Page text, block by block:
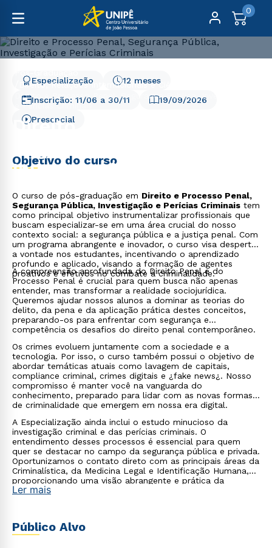
0
Direito, Relações Internacionais e Ciência Política
Direito e Processo Penal, Segurança Pública, Investigação
e Perícias Criminais
Direito e Processo Penal,
Investigação e Perícias
Criminais
19/09/2026
12 meses
Especialização
Presencial
Inscrição: 11/06 a 30/11
Objetivo do curso
O curso de pós-graduação em Direito e Processo Penal,
Segurança Pública, Investigação e Perícias Criminais tem
como principal objetivo instrumentalizar profissionais que
buscam especializar-se em uma área crucial do nosso
contexto social: a segurança pública e a justiça penal. Com
um programa abrangente e inovador, o curso visa despertar
a vontade nos estudantes, incentivando o aprendizado
profundo e aplicado, visando a formação de agentes
proativos e efetivos no combate à criminalidade.
A compreensão aprofundada do Direito Penal e do
Processo Penal é crucial para quem busca não apenas
entender, mas transformar a realidade sociojurídica.
Queremos ajudar nossos alunos a dominar as teorias do
delito, da pena e da aplicação prática destes conceitos,
preparando-os para enfrentar com segurança e
competência os desafios do direito penal contemporâneo.
Os crimes evoluem juntamente com a sociedade e a
tecnologia. Por isso, o curso também possui o objetivo de
abordar temáticas atuais como lavagem de capitais,
compliance criminal, crimes digitais e ¿fake news¿. Nosso
compromisso é manter você na vanguarda do
conhecimento, preparado para lidar com as novas formas
de criminalidade que emergem em nossa era digital.
A Especialização ainda inclui o estudo minucioso da
investigação criminal e das perícias criminais. O
entendimento desses processos é essencial para quem
quer se destacar no campo da segurança pública e privada.
Oportunizamos o contato direto com as principais áreas da
Criminalística, da Medicina Legal e Identificação Humana,
proporcionando uma visão abrangente e prática da
realidade da investigação criminal.
Ler mais
Público Alvo